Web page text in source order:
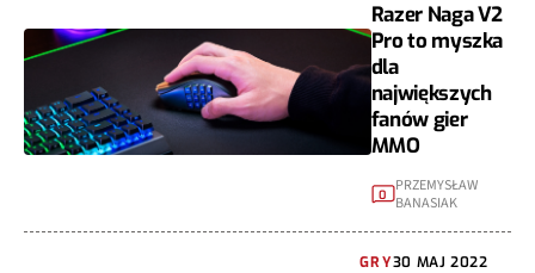
Razer Naga V2
Pro to myszka
dla
największych
fanów gier
MMO
0 PRZEMYSŁAW
BANASIAK
GRY30 MAJ 2022